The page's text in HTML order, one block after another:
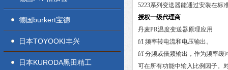
德国burkert宝德
日本TOYOOKI丰兴
日本KURODA黑田精工
5223系列变送器能通过安装在标
授权一级代理商
丹麦PR温度变送器原理应用
f/I 频率转电流和电压输出。
f/f 分频或倍频输出，作为频率缓
可在所有功能中输入比例因子。